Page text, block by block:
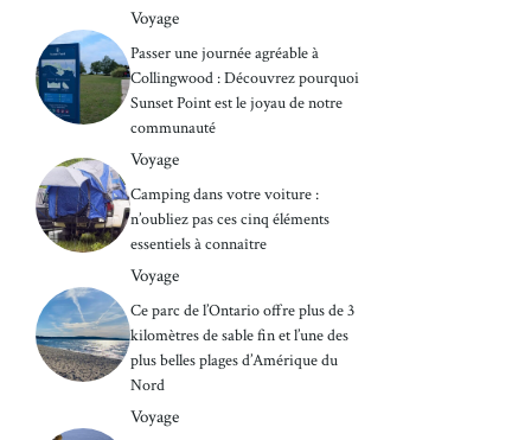
Voyage
Passer une journée agréable à
Collingwood : Découvrez pourquoi
Sunset Point est le joyau de notre
communauté
Voyage
Camping dans votre voiture :
n’oubliez pas ces cinq éléments
essentiels à connaître
Voyage
Ce parc de l’Ontario offre plus de 3
kilomètres de sable fin et l’une des
plus belles plages d’Amérique du
Nord
Voyage